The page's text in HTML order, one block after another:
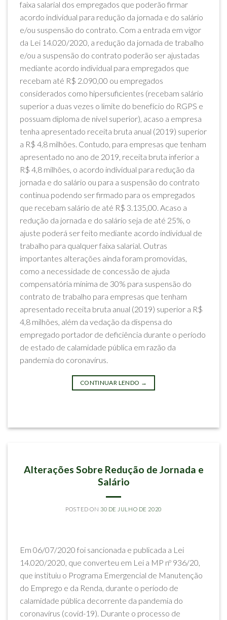
faixa salarial dos empregados que poderão firmar
acordo individual para redução da jornada e do salário
e/ou suspensão do contrato. Com a entrada em vigor
da Lei 14.020/2020, a redução da jornada de trabalho
e/ou a suspensão do contrato poderão ser ajustadas
mediante acordo individual para empregados que
recebam até R$ 2.090,00 ou empregados
considerados como hipersuficientes (recebam salário
superior a duas vezes o limite do benefício do RGPS e
possuam diploma de nível superior), acaso a empresa
tenha apresentado receita bruta anual (2019) superior
a R$ 4,8 milhões. Contudo, para empresas que tenham
apresentado no ano de 2019, receita bruta inferior a
R$ 4,8 milhões, o acordo individual para redução da
jornada e do salário ou para a suspensão do contrato
continua podendo ser firmado para os empregados
que recebam salário de até R$ 3.135,00. Acaso a
redução da jornada e do salário seja de até 25%, o
ajuste poderá ser feito mediante acordo individual de
trabalho para qualquer faixa salarial. Outras
importantes alterações ainda foram promovidas,
como a necessidade de concessão de ajuda
compensatória mínima de 30% para suspensão do
contrato de trabalho para empresas que tenham
apresentado receita bruta anual (2019) superior a R$
4,8 milhões, além da vedação da dispensa do
empregado portador de deficiência durante o período
de estado de calamidade pública em razão da
pandemia do coronavírus.
CONTINUAR LENDO →
Alterações Sobre Redução de Jornada e
Salário
POSTED ON 30 DE JULHO DE 2020
Em 06/07/2020 foi sancionada e publicada a Lei
14.020/2020, que converteu em Lei a MP nº 936/20,
que instituiu o Programa Emergencial de Manutenção
do Emprego e da Renda, durante o período de
calamidade pública decorrente da pandemia do
coronavírus (covid-19). Durante o processo de